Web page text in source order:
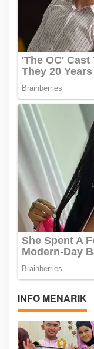
INFO MENARIK